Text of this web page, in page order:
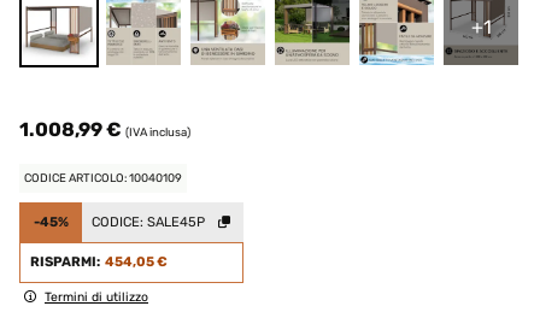
+1
1.008,99 € (IVA inclusa)
CODICE ARTICOLO: 10040109
-45% CODICE: SALE45P
RISPARMI: 454,05 €
Termini di utilizzo